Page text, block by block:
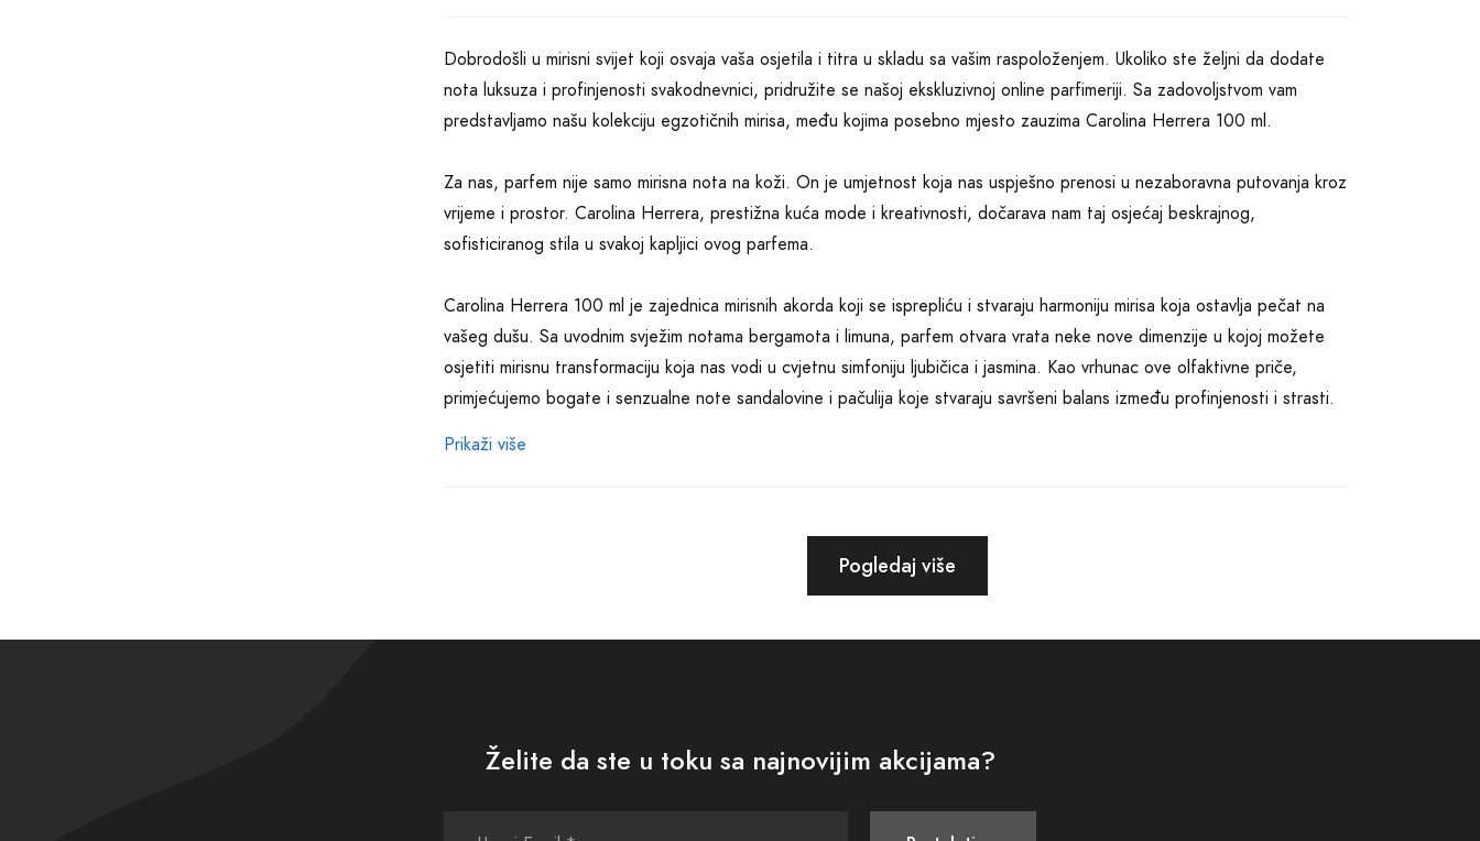
Dobrodošli u mirisni svijet koji osvaja vaša osjetila i titra u skladu sa vašim raspoloženjem. Ukoliko ste željni da dodate
nota luksuza i profinjenosti svakodnevnici, pridružite se našoj ekskluzivnoj online parfimeriji. Sa zadovoljstvom vam
predstavljamo našu kolekciju egzotičnih mirisa, među kojima posebno mjesto zauzima Carolina Herrera 100 ml.
Za nas, parfem nije samo mirisna nota na koži. On je umjetnost koja nas uspješno prenosi u nezaboravna putovanja kroz
vrijeme i prostor. Carolina Herrera, prestižna kuća mode i kreativnosti, dočarava nam taj osjećaj beskrajnog,
sofisticiranog stila u svakoj kapljici ovog parfema.
Carolina Herrera 100 ml je zajednica mirisnih akorda koji se isprepliću i stvaraju harmoniju mirisa koja ostavlja pečat na
vašeg dušu. Sa uvodnim svježim notama bergamota i limuna, parfem otvara vrata neke nove dimenzije u kojoj možete
osjetiti mirisnu transformaciju koja nas vodi u cvjetnu simfoniju ljubičica i jasmina. Kao vrhunac ove olfaktivne priče,
primjećujemo bogate i senzualne note sandalovine i pačulija koje stvaraju savršeni balans između profinjenosti i strasti.
Pronađite svoje unutarnje ja u Carolina Herrera 100 ml i prepustite se bezvremenskoj eleganciji. Neka ova unikatna
što ne samo da nudi ekstrakt kvaliteta i dizajn koji izaziva divljenje, već je i praćen garancijom originalnosti.
Prikaži više
Pogledaj više
Želite da ste u toku sa najnovijim akcijama?